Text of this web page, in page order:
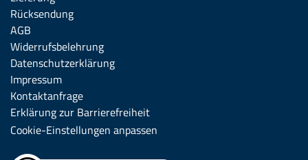
Rücksendung
AGB
Widerrufsbelehrung
Datenschutzerklärung
Impressum
Kontaktanfrage
Erklärung zur Barrierefreiheit
Cookie-Einstellungen anpassen